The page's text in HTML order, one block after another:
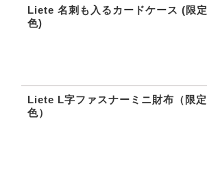
Liete 名刺も入るカードケース (限定
色)
Liete L字ファスナーミニ財布（限定
色）